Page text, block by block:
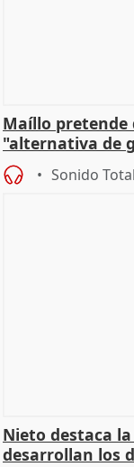
Maíllo pretende
"alternativa de
oposición
Sonido
Nieto destaca
desarrollan los